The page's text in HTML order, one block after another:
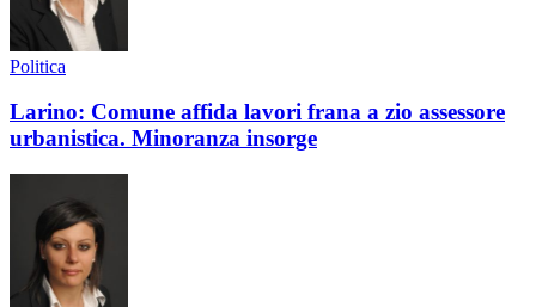
Politica
Larino: Comune affida lavori frana a zio assessore
urbanistica. Minoranza insorge